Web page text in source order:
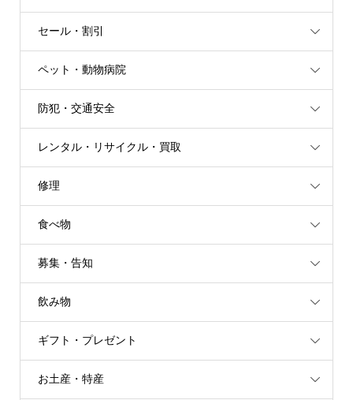
セール・割引
ペット・動物病院
防犯・交通安全
レンタル・リサイクル・買取
修理
食べ物
募集・告知
飲み物
ギフト・プレゼント
お土産・特産